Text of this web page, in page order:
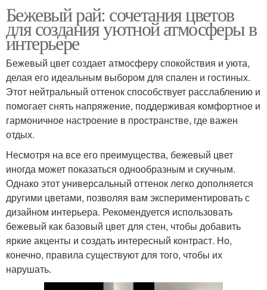
Бежевый рай: сочетания цветов
для создания уютной атмосферы в
интерьере
Бежевый цвет создает атмосферу спокойствия и уюта,
делая его идеальным выбором для спален и гостиных.
Этот нейтральный оттенок способствует расслаблению и
помогает снять напряжение, поддерживая комфортное и
гармоничное настроение в пространстве, где важен
отдых.
Несмотря на все его преимущества, бежевый цвет
иногда может показаться однообразным и скучным.
Однако этот универсальный оттенок легко дополняется
другими цветами, позволяя вам экспериментировать с
дизайном интерьера. Рекомендуется использовать
бежевый как базовый цвет для стен, чтобы добавить
яркие акценты и создать интересный контраст. Но,
конечно, правила существуют для того, чтобы их
нарушать.